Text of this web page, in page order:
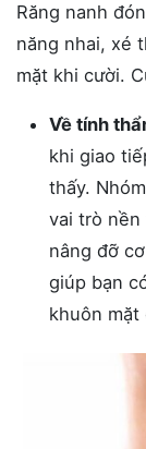
Răng nanh
năng nhai, xé
mặt khi cười.
Về tính
khi giao
thấy.
vai trò nền
nâng đỡ
giúp bạn
khuôn mặt